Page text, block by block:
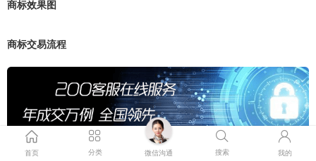
商标效果图
商标交易流程
首页 分类 微信沟通 搜索 我的